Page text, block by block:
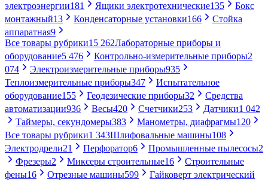
электроэнергии181 Ящики электротехнические135
Бокс
монтажный13 Конденсаторные установки166
Стойка
аппаратная9
Все товары рубрики15 262Лабораторные приборы и
оборудование5 476 Контрольно-измерительные приборы2
074
Электроизмерительные приборы935
Теплоизмерительные приборы347
Испытательное
оборудование155 Геодезические приборы32
Средства
автоматизации936 Весы420 Счетчики253 Датчики1 042
Таймеры, секундомеры383 Манометры, диафрагмы120
Все товары рубрики1 343Шлифовальные машины108
Электродрели21 Перфоратор6 Промышленные пылесосы2
Фрезеры2 Миксеры строительные16
Строительные
фены16 Отрезные машины599
Гайковерт электрический